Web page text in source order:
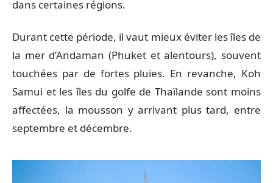
dans certaines régions.
Durant cette période, il vaut mieux éviter les îles de
la mer d’Andaman (Phuket et alentours), souvent
touchées par de fortes pluies. En revanche, Koh
Samui et les îles du golfe de Thaïlande sont moins
affectées, la mousson y arrivant plus tard, entre
septembre et décembre.